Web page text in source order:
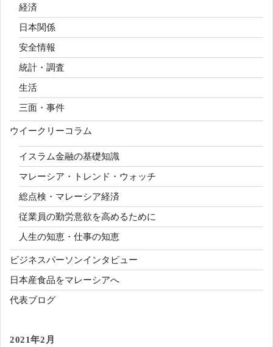
経済
日本関係
安全情報
統計・調査
生活
三面・事件
ウイークリーコラム
イスラム金融の基礎知識
マレーシア・トレンド・ウォッチ
総点検・マレーシア経済
従業員の勤労意欲を高めるために
人生の知恵・仕事の知恵
ビジネスパーソンインタビュー
日本産食品をマレーシアへ
代表ブログ
2021年2月